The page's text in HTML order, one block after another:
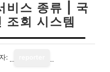
비스 종류 | 국
조회 시스템
: